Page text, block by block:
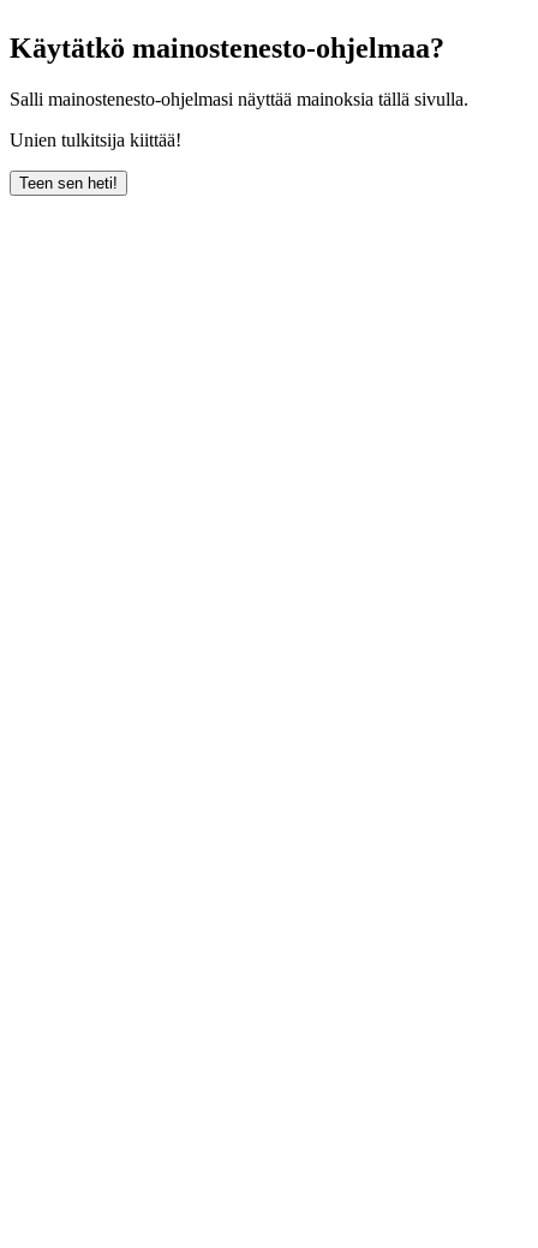
Käytätkö mainostenesto-ohjelmaa?
Salli mainostenesto-ohjelmasi näyttää mainoksia tällä sivulla.
Unien tulkitsija kiittää!
Teen sen heti!